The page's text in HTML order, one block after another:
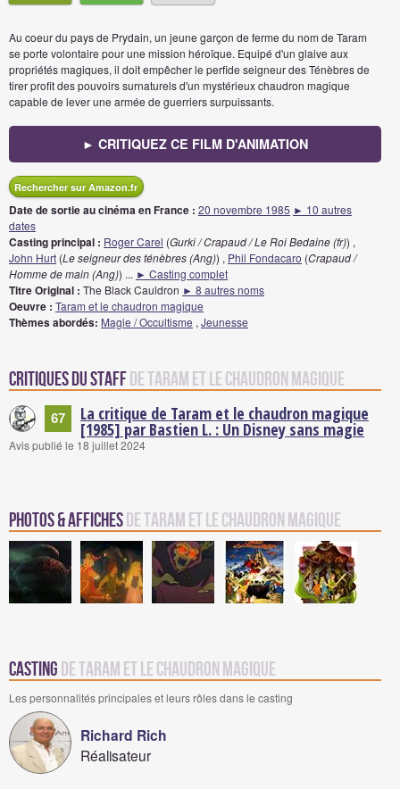
Au coeur du pays de Prydain, un jeune garçon de ferme du nom de Taram
se porte volontaire pour une mission héroïque. Equipé d'un glaive aux
propriétés magiques, il doit empêcher le perfide seigneur des Ténèbres de
tirer profit des pouvoirs surnaturels d'un mystérieux chaudron magique
capable de lever une armée de guerriers surpuissants.
► CRITIQUEZ CE FILM D'ANIMATION
Rechercher sur Amazon.fr
Date de sortie au cinéma en France : 20 novembre 1985 ► 10 autres
dates
Casting principal : Roger Carel (Gurki / Crapaud / Le Roi Bedaine (fr)) ,
John Hurt (Le seigneur des ténèbres (Ang)) , Phil Fondacaro (Crapaud /
Homme de main (Ang)) ... ► Casting complet
Titre Original : The Black Cauldron ► 8 autres noms
Oeuvre : Taram et le chaudron magique
Thèmes abordés: Magie / Occultisme , Jeunesse
Critiques du staffde Taram et le chaudron magique
67 La critique de Taram et le chaudron magique
[1985] par Bastien L. : Un Disney sans magie
Avis publié le 18 juillet 2024
Photos & Affichesde Taram et le chaudron magique
Casting de Taram et le chaudron magique
Les personnalités principales et leurs rôles dans le casting
Richard Rich
Réalisateur